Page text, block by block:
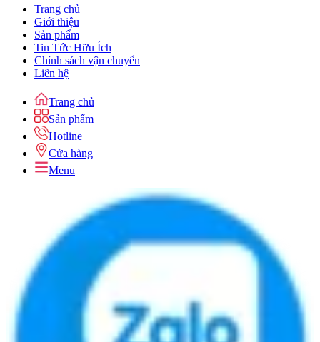
Trang chủ
Giới thiệu
Sản phẩm
Tin Tức Hữu Ích
Chính sách vận chuyển
Liên hệ
Trang chủ
Sản phẩm
Hotline
Cửa hàng
Menu